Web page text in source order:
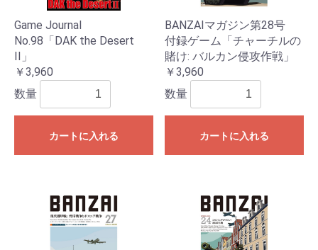
Game Journal
No.98「DAK the Desert
II」
￥3,960
数量
カートに入れる
BANZAIマガジン第28号
付録ゲーム「チャーチルの
賭け: バルカン侵攻作戦」
￥3,960
数量
カートに入れる